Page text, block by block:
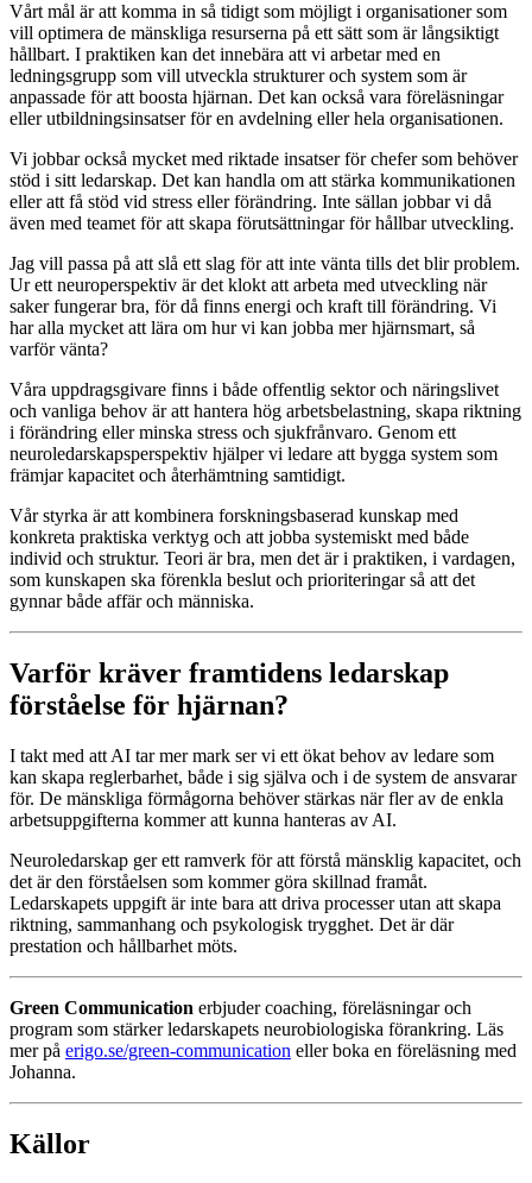
Vårt mål är att komma in så tidigt som möjligt i organisationer som
vill optimera de mänskliga resurserna på ett sätt som är långsiktigt
hållbart. I praktiken kan det innebära att vi arbetar med en
ledningsgrupp som vill utveckla strukturer och system som är
anpassade för att boosta hjärnan. Det kan också vara föreläsningar
eller utbildningsinsatser för en avdelning eller hela organisationen.
Vi jobbar också mycket med riktade insatser för chefer som behöver
stöd i sitt ledarskap. Det kan handla om att stärka kommunikationen
eller att få stöd vid stress eller förändring. Inte sällan jobbar vi då
även med teamet för att skapa förutsättningar för hållbar utveckling.
Jag vill passa på att slå ett slag för att inte vänta tills det blir problem.
Ur ett neuroperspektiv är det klokt att arbeta med utveckling när
saker fungerar bra, för då finns energi och kraft till förändring. Vi
har alla mycket att lära om hur vi kan jobba mer hjärnsmart, så
varför vänta?
Våra uppdragsgivare finns i både offentlig sektor och näringslivet
och vanliga behov är att hantera hög arbetsbelastning, skapa riktning
i förändring eller minska stress och sjukfrånvaro. Genom ett
neuroledarskapsperspektiv hjälper vi ledare att bygga system som
främjar kapacitet och återhämtning samtidigt.
Vår styrka är att kombinera forskningsbaserad kunskap med
konkreta praktiska verktyg och att jobba systemiskt med både
individ och struktur. Teori är bra, men det är i praktiken, i vardagen,
som kunskapen ska förenkla beslut och prioriteringar så att det
gynnar både affär och människa.
Varför kräver framtidens ledarskap
förståelse för hjärnan?
I takt med att AI tar mer mark ser vi ett ökat behov av ledare som
kan skapa reglerbarhet, både i sig själva och i de system de ansvarar
för. De mänskliga förmågorna behöver stärkas när fler av de enkla
arbetsuppgifterna kommer att kunna hanteras av AI.
Neuroledarskap ger ett ramverk för att förstå mänsklig kapacitet, och
det är den förståelsen som kommer göra skillnad framåt.
Ledarskapets uppgift är inte bara att driva processer utan att skapa
riktning, sammanhang och psykologisk trygghet. Det är där
prestation och hållbarhet möts.
Green Communication erbjuder coaching, föreläsningar och
program som stärker ledarskapets neurobiologiska förankring. Läs
mer på erigo.se/green-communication eller boka en föreläsning med
Johanna.
Källor